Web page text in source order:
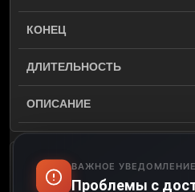
ВАЖНОЕ УВЕДОМЛЕНИЕ
Проблемы с